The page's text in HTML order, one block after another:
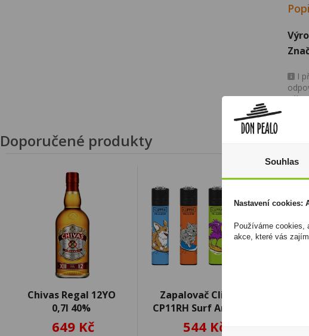
I
Doporučené produkty
Chivas Regal 12YO
0,7l 40%
649 Kč
Zapalovač Clipper
CP11RH Surf Animals
544 Kč
akce
Souhlas
Nastavení cookies:
Používáme cookies,
akce, které vás